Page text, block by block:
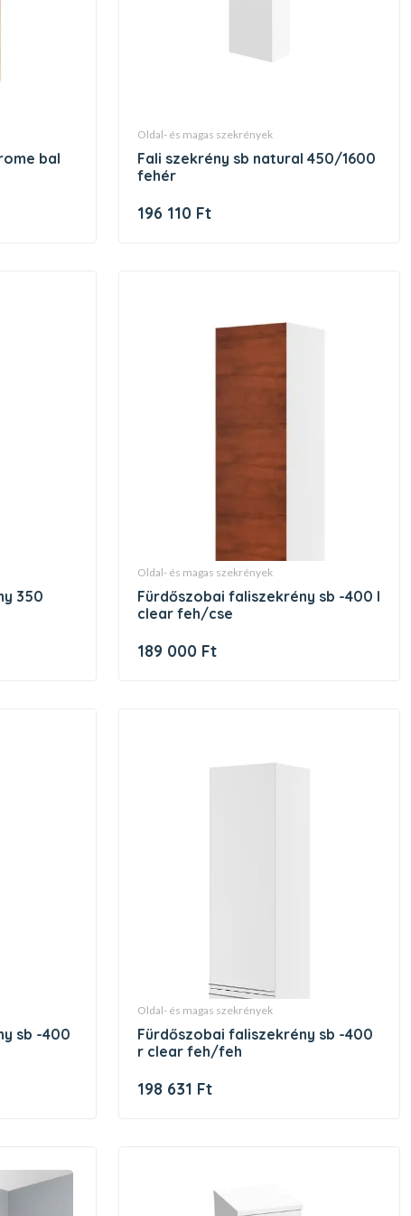
oldal- és magas szekrények
fali szekrény sb natural 450/1600
fehér
196 110 Ft
oldal- és magas szekrények
fürdőszobai faliszekrény sb -400 l
clear feh/cse
189 000 Ft
oldal- és magas szekrények
fürdőszobai faliszekrény sb -400
r clear feh/feh
198 631 Ft